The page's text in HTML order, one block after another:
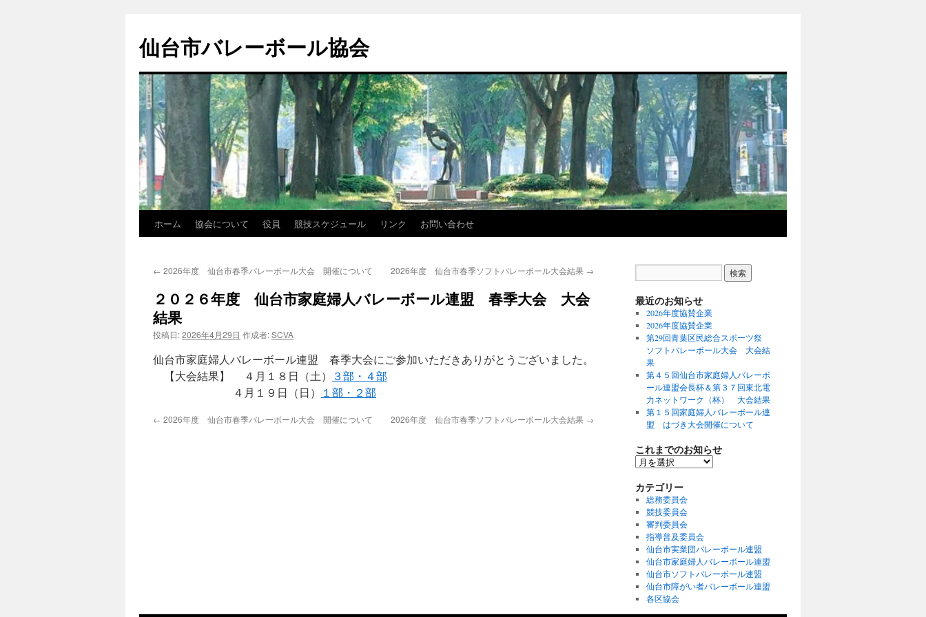
テ
ン
へ
ス
キ
ッ
プ
仙台市バレーボール協会
ホーム 協会について 役員 競技スケジュール リンク お問い合わせ
← 2026年度 仙台市春季バレーボール大会 開催について 2026年度 仙台市春季ソフトバレーボール大会結果 →
２０２６年度 仙台市家庭婦人バレーボール連盟 春季大会 大会
結果
投稿日:2026年4月29日 作成者:SCVA
仙台市家庭婦人バレーボール連盟 春季大会にご参加いただきありがとうございました。
【大会結果】 ４月１８日（土）
３部・４部
４月１９日（日）
１部・２部
← 2026年度 仙台市春季バレーボール大会 開催について 2026年度 仙台市春季ソフトバレーボール大会結果 →
最近のお知らせ
2026年度協賛企業
2026年度協賛企業
第29回青葉区民総合スポーツ祭
ソフトバレーボール大会 大会結
果
第４５回仙台市家庭婦人バレーボ
ール連盟会長杯＆第３７回東北電
力ネットワーク（杯） 大会結果
第１５回家庭婦人バレーボール連
盟 はづき大会開催について
これまでのお知らせ
こ
ま
で
の
お
知
ら
せ
カテゴリー
総務委員会
競技委員会
審判委員会
指導普及委員会
仙台市実業団バレーボール連盟
仙台市家庭婦人バレーボール連盟
仙台市ソフトバレーボール連盟
仙台市障がい者バレーボール連盟
各区協会